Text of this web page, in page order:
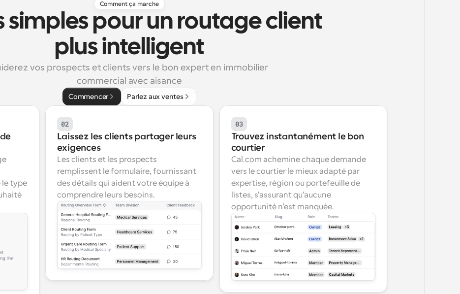
Comment ça marche
simples pour un routage client
plus intelligent
vos prospects et clients vers le bon expert en immobilier
commercial avec aisance
Commencer Parlez aux ventes
le type
02
Laissez les clients partager leurs
exigences
Les clients et les prospects
remplissent le formulaire, fournissant
des détails qui aident votre équipe à
comprendre leurs besoins.
03
Trouvez instantanément le bon
courtier
Cal.com achemine chaque demande
vers le courtier le mieux adapté par
expertise, région ou portefeuille de
listes, s'assurant qu'aucune
opportunité n'est manquée.